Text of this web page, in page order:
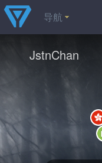
导航
JstnChan